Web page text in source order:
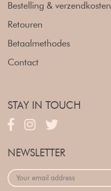
Bestelling & verzendkosten
Retouren
Betaalmethodes
Contact
STAY IN TOUCH
NEWSLETTER